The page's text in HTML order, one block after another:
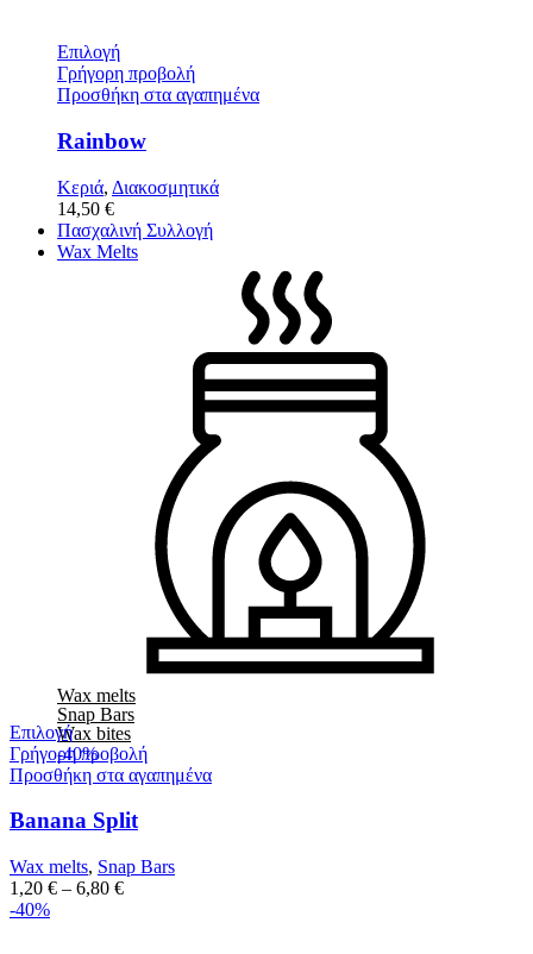
Επιλογή
Γρήγορη προβολή
Προσθήκη στα αγαπημένα
Rainbow
Κεριά, Διακοσμητικά
14,50 €
Πασχαλινή Συλλογή
Wax Melts
Wax melts
Snap Bars
Wax bites
-40%
Επιλογή
Γρήγορη προβολή
Προσθήκη στα αγαπημένα
Banana Split
Wax melts, Snap Bars
1,20 € – 6,80 €
-40%